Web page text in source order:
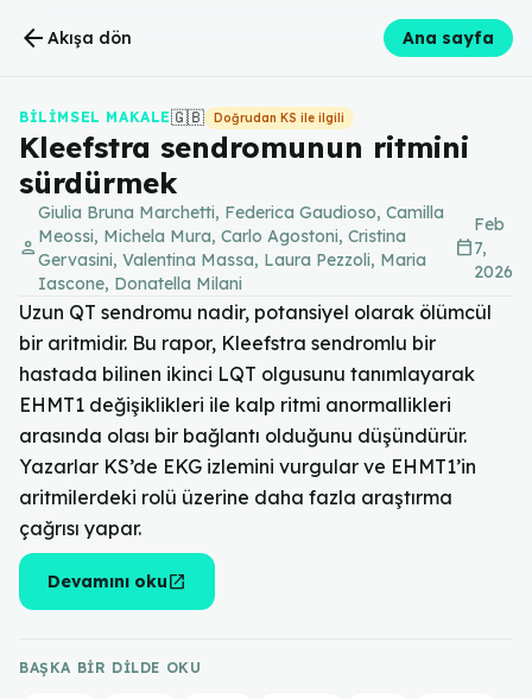
arrow_back Akışa dön Ana sayfa
BILIMSEL MAKALE🇬🇧 Doğrudan KS ile ilgili
Kleefstra sendromunun ritmini
sürdürmek
person
Giulia Bruna Marchetti, Federica Gaudioso, Camilla
Meossi, Michela Mura, Carlo Agostoni, Cristina
Gervasini, Valentina Massa, Laura Pezzoli, Maria
Iascone, Donatella Milani
calendar_today
Feb
7,
2026
Uzun QT sendromu nadir, potansiyel olarak ölümcül
bir aritmidir. Bu rapor, Kleefstra sendromlu bir
hastada bilinen ikinci LQT olgusunu tanımlayarak
EHMT1 değişiklikleri ile kalp ritmi anormallikleri
arasında olası bir bağlantı olduğunu düşündürür.
Yazarlar KS’de EKG izlemini vurgular ve EHMT1’in
aritmilerdeki rolü üzerine daha fazla araştırma
çağrısı yapar.
Devamını okuopen_in_new
BAŞKA BIR DILDE OKU